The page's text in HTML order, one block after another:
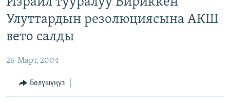
салыңызКЫРГЫЗСТАН
МАДАНИЯТ
ДҮЙНӨ
УКРАИНА
ТВ ПРОГРАММАЛАР
БҮГҮН АЗАТТЫКТА
ПОДКАСТ
Улуттардын резолюциясына АКШ
вето салды
26-Март, 2004
Бөлүшүңүз